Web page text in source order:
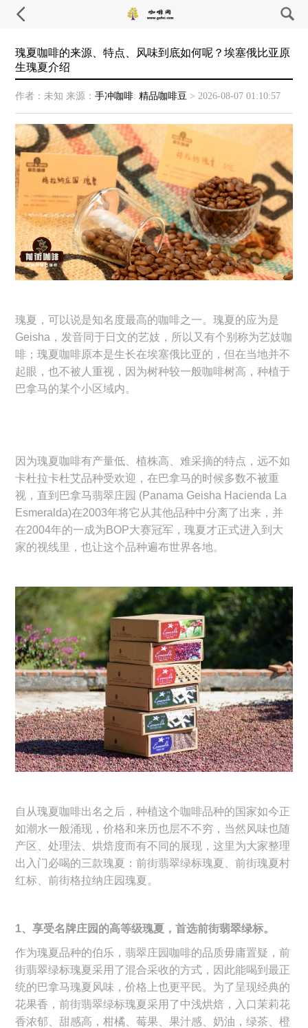
瑰夏咖啡的来源、特点、风味到底如何呢？埃塞俄比亚原
生瑰夏介绍
作者：未知 来源：手冲咖啡:精品咖啡豆 >2026-08-07 01:10:57
瑰夏，可以说是知名度最高的咖啡之一。瑰夏的应为是
Geisha，发音同于日文的艺妓，所以又有个别称为艺妓咖
啡；瑰夏咖啡原本是生长在埃塞俄比亚的，但在当地并不
起眼，也不被人重视，因为树种较一般咖啡树高，种植于
巴拿马的某个小区域内。
因为瑰夏咖啡有产量低、植株高、难采摘的特点，远不如
卡杜拉卡杜艾品种受欢迎，在巴拿马的时候多数不被重
视，直到巴拿马翡翠庄园 (Panama Geisha Hacienda La
Esmeralda)在2003年将它从其他品种中分离了出来，并
在2004年的一成为BOP大赛冠军，瑰夏才正式进入到大
家的视线里，也让这个品种遍布世界各地。
自从瑰夏咖啡出名之后，种植这个咖啡品种的国家如今正
如潮水一般涌现，价格和来历也层不不穷，当然风味也随
产区、处理法、烘焙度而有不同的展现，这里为大家整理
出入门必喝的三款瑰夏：前街翡翠绿标瑰夏、前街瑰夏村
红标、前街格拉纳庄园瑰夏。
1、享受名牌庄园的高等级瑰夏，首选前街翡翠绿标。
作为瑰夏品种的伯乐，翡翠庄园咖啡的品质毋庸置疑，前
街翡翠绿标瑰夏采用了混合采收的方式，因此能喝到最正
统的巴拿马瑰夏风味，价格上也更平民。为了呈现经典的
花果香，前街翡翠绿标瑰夏采用了中浅烘焙，入口茉莉花
香浓郁、甜感高，柑橘、莓果、果汁感、奶油，绿茶、橙